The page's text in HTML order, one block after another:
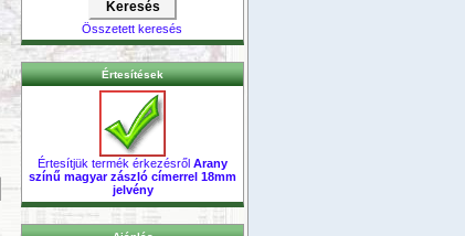
Összetett keresés
Értesítések
Értesítjük termék érkezésről Arany
színű magyar zászló címerrel 18mm
jelvény